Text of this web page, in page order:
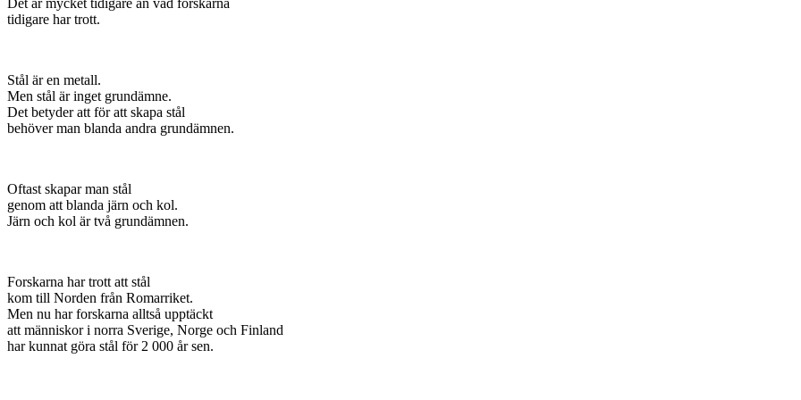
Det är mycket tidigare än vad forskarna
tidigare har trott.
Stål är en metall.
Men stål är inget grundämne.
Det betyder att för att skapa stål
behöver man blanda andra grundämnen.
Oftast skapar man stål
genom att blanda järn och kol.
Järn och kol är två grundämnen.
Forskarna har trott att stål
kom till Norden från Romarriket.
Men nu har forskarna alltså upptäckt
att människor i norra Sverige, Norge och Finland
har kunnat göra stål för 2 000 år sen.